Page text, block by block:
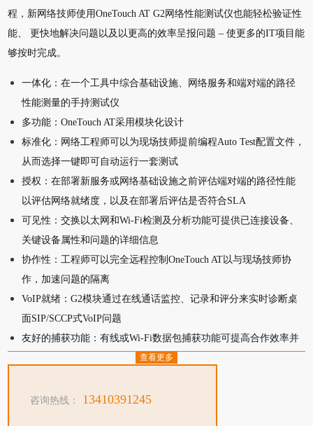
程，新网络技师使用OneTouch AT G2网络性能测试仪也能轻松验证性
能、 更快地解决问题以及以更高的效率呈报问题 – 使更多的IT项目能
够按时完成。
一体化：在一个工具中综合基础设施、网络服务和端对端的路径
性能测量的手持测试仪
多功能：OneTouch AT采用模块化设计
标准化：网络工程师可以为现场技师提前编程Auto Test配置文件，
从而选择一键即可自动运行一套测试
授权：在部署新服务或网络基础设施之前评估端对端的路径性能
以评估网络就绪度，以及在部署后评估是否符合SLA
可见性：交换以太网和Wi-Fi检测及分析功能可提供已连接设备、
关键设备属性和问题的详细信息
协作性：工程师可以完全远程控制OneTouch AT以与现场技师协
作，加速问题的隔离
VoIP就绪：G2模块通过在线通话监控、记录和评分来实时诊断桌
面SIP/SCCP式VoIP问题
友好的捕获功能：有线或Wi-Fi数据包捕获功能可提高合作效率并
简化最复杂问题的上报程序。查看更多
咨询热线： 13410391245